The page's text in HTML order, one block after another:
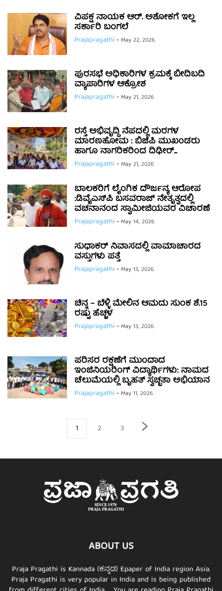
ವಿಪಕ್ಷ ನಾಯಕ ಆರ್. ಅಶೋಕಗೆ ಇಲ್ಲ
ಸರ್ಕಾರಿ ಬಂಗಲೆ
Prajapragathi- May 22, 2026
ಪುರಸಭೆ ಅಧಿಕಾರಿಗಳ ಕ್ರಮಕ್ಕೆ ಬೀದಿಬದಿ
ವ್ಯಾಪಾರಿಗಳ ಆಕ್ರೋಶ
Prajapragathi- May 21, 2026
ರಸ್ತೆ ಅಭಿವೃದ್ಧಿ ನೆಪದಲ್ಲಿ ಮರಗಳ
ಮಾರಣಹೋಮ : ಬಿಜೆಪಿ ಮುಖಂಡರು
ಹಾಗೂ ನಾಗರಿಕರಿಂದ ದಿಢೀರ್...
Prajapragathi- May 21, 2026
ಬಾಲಕರಿಗೆ ಲೈಂಗಿಕ ದೌರ್ಜನ್ಯ ಆರೋಪ
:ಡಿವೈಎಸ್‌ಪಿ ಬಸವರಾಜ್ ನೇತೃತ್ವದಲ್ಲಿ
ವಚನಾನಂದ ಸ್ವಾಮೀಜಿಯವರ ವಿಚಾರಣೆ
Prajapragathi- May 14, 2026
ಸುಧಾಕರ್ ನಿವಾಸದಲ್ಲಿ ವಾಮಾಚಾರದ
ವಸ್ತುಗಳು ಪತ್ತೆ
Prajapragathi- May 13, 2026
ಚಿನ್ನ – ಬೆಳ್ಳಿ ಮೇಲಿನ ಆಮದು ಸುಂಕ ಶೆ.15
ರಷ್ಟು ಹೆಚ್ಚಳ
Prajapragathi- May 13, 2026
ಪರಿಸರ ರಕ್ಷಣೆಗೆ ಮುಂದಾದ
ಇಂಜಿನಿಯರಿಂಗ್ ವಿದ್ಯಾರ್ಥಿಗಳು: ನಾಮದ
ಚೆಲುಮೆಯಲ್ಲಿ ಬೃಹತ್ ಸ್ವಚ್ಛತಾ ಅಭಿಯಾನ
Prajapragathi- May 11, 2026
1 2 3
ABOUT US
Praja Pragathi is Kannada (ಕನ್ನಡ) Epaper of India region Asia.
Praja Pragathi is very popular in India and is being published